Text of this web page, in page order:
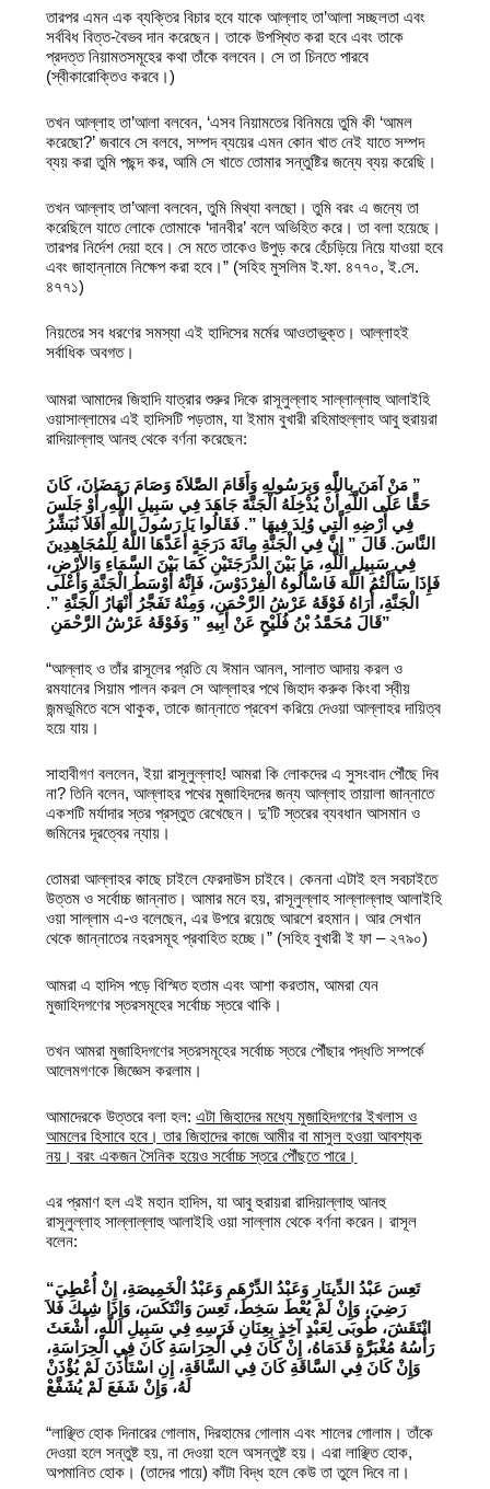
তারপর এমন এক ব্যক্তির বিচার হবে যাকে আল্লাহ তা’আলা সচ্ছলতা এবং
সর্ববিধ বিত্ত-বৈভব দান করেছেন। তাকে উপস্থিত করা হবে এবং তাকে
প্রদত্ত নিয়ামতসমূহের কথা তাঁকে বলবেন। সে তা চিনতে পারবে
(স্বীকারোক্তিও করবে।)
তখন আল্লাহ তা’আলা বলবেন, ‘এসব নিয়ামতের বিনিময়ে তুমি কী ‘আমল
করেছো?’ জবাবে সে বলবে, সম্পদ ব্যয়ের এমন কোন খাত নেই যাতে সম্পদ
ব্যয় করা তুমি পছন্দ কর, আমি সে খাতে তোমার সন্তুষ্টির জন্যে ব্যয় করেছি।
তখন আল্লাহ তা’আলা বলবেন, তুমি মিথ্যা বলছো। তুমি বরং এ জন্যে তা
করেছিলে যাতে লোকে তোমাকে ‘দানবীর’ বলে অভিহিত করে। তা বলা হয়েছে।
তারপর নির্দেশ দেয়া হবে। সে মতে তাকেও উপুড় করে হেঁচড়িয়ে নিয়ে যাওয়া হবে
এবং জাহান্নামে নিক্ষেপ করা হবে।” (সহিহ মুসলিম ই.ফা. ৪৭৭০, ই.সে.
৪৭৭১)
নিয়তের সব ধরণের সমস্যা এই হাদিসের মর্মের আওতাভুক্ত। আল্লাহই
সর্বাধিক অবগত।
আমরা আমাদের জিহাদি যাত্রার শুরুর দিকে রাসূলুল্লাহ সাল্লাল্লাহু আলাইহি
ওয়াসাল্লামের এই হাদিসটি পড়তাম, যা ইমাম বুখারী রহিমাহুল্লাহ আবু হুরায়রা
রাদিয়াল্লাহু আনহু থেকে বর্ণনা করেছেন:
‏”‏ مَنْ آمَنَ بِاللَّهِ وَبِرَسُولِهِ وَأَقَامَ الصَّلاَةَ وَصَامَ رَمَضَانَ، كَانَ
حَقًّا عَلَى اللَّهِ أَنْ يُدْخِلَهُ الْجَنَّةَ جَاهَدَ فِي سَبِيلِ اللَّهِ، أَوْ جَلَسَ
فِي أَرْضِهِ الَّتِي وُلِدَ فِيهَا ‏”‏‏.‏ فَقَالُوا يَا رَسُولَ اللَّهِ أَفَلاَ نُبَشِّرُ
النَّاسَ‏.‏ قَالَ ‏”‏ إِنَّ فِي الْجَنَّةِ مِائَةَ دَرَجَةٍ أَعَدَّهَا اللَّهُ لِلْمُجَاهِدِينَ
فِي سَبِيلِ اللَّهِ، مَا بَيْنَ الدَّرَجَتَيْنِ كَمَا بَيْنَ السَّمَاءِ وَالأَرْضِ،
فَإِذَا سَأَلْتُمُ اللَّهَ فَاسْأَلُوهُ الْفِرْدَوْسَ، فَإِنَّهُ أَوْسَطُ الْجَنَّةِ وَأَعْلَى
الْجَنَّةِ، أُرَاهُ فَوْقَهُ عَرْشُ الرَّحْمَنِ، وَمِنْهُ تَفَجَّرُ أَنْهَارُ الْجَنَّةِ ‏”‏‏.‏
قَالَ مُحَمَّدُ بْنُ فُلَيْحٍ عَنْ أَبِيهِ ‏”‏ وَفَوْقَهُ عَرْشُ الرَّحْمَنِ ‏”
“আল্লাহ ও তাঁর রাসূলের প্রতি যে ঈমান আনল, সালাত আদায় করল ও
রমযানের সিয়াম পালন করল সে আল্লাহর পথে জিহাদ করুক কিংবা স্বীয়
জন্মভূমিতে বসে থাকুক, তাকে জান্নাতে প্রবেশ করিয়ে দেওয়া আল্লাহর দায়িত্ব
হয়ে যায়।
সাহাবীগণ বললেন, ইয়া রাসূলুল্লাহ! আমরা কি লোকদের এ সুসংবাদ পৌঁছে দিব
না? তিনি বলেন, আল্লাহর পথের মুজাহিদদের জন্য আল্লাহ তায়ালা জান্নাতে
একশটি মর্যাদার স্তর প্রস্তুত রেখেছেন। দু’টি স্তরের ব্যবধান আসমান ও
জমিনের দূরত্বের ন্যায়।
তোমরা আল্লাহর কাছে চাইলে ফেরদাউস চাইবে। কেননা এটাই হল সবচাইতে
উত্তম ও সর্বোচ্চ জান্নাত। আমার মনে হয়, রাসূলুল্লাহ সাল্লাল্লাহু আলাইহি
ওয়া সাল্লাম এ-ও বলেছেন, এর উপরে রয়েছে আরশে রহমান। আর সেখান
থেকে জান্নাতের নহরসমূহ প্রবাহিত হচ্ছে।” (সহিহ বুখারী ই ফা – ২৭৯০)
আমরা এ হাদিস পড়ে বিস্মিত হতাম এবং আশা করতাম, আমরা যেন
মুজাহিদগণের স্তরসমূহের সর্বোচ্চ স্তরে থাকি।
তখন আমরা মুজাহিদগণের স্তরসমূহের সর্বোচ্চ স্তরে পৌঁছার পদ্ধতি সম্পর্কে
আলেমগণকে জিজ্ঞেস করলাম।
আমাদেরকে উত্তরে বলা হল:এটা জিহাদের মধ্যে মুজাহিদগণের ইখলাস ও
আমলের হিসাবে হবে। তার জিহাদের কাজে আমীর বা মাসুল হওয়া আবশ্যক
নয়। বরং একজন সৈনিক হয়েও সর্বোচ্চ স্তরে পৌঁছতে পারে।
এর প্রমাণ হল এই মহান হাদিস, যা আবু হুরায়রা রাদিয়াল্লাহু আনহু
রাসূলুল্লাহ সাল্লাল্লাহু আলাইহি ওয়া সাল্লাম থেকে বর্ণনা করেন। রাসূল
বলেন:
“‏ تَعِسَ عَبْدُ الدِّينَارِ وَعَبْدُ الدِّرْهَمِ وَعَبْدُ الْخَمِيصَةِ، إِنْ أُعْطِيَ
رَضِيَ، وَإِنْ لَمْ يُعْطَ سَخِطَ، تَعِسَ وَانْتَكَسَ، وَإِذَا شِيكَ فَلاَ
انْتَقَشَ، طُوبَى لِعَبْدٍ آخِذٍ بِعِنَانِ فَرَسِهِ فِي سَبِيلِ اللَّهِ، أَشْعَثَ
رَأْسُهُ مُغْبَرَّةٍ قَدَمَاهُ، إِنْ كَانَ فِي الْحِرَاسَةِ كَانَ فِي الْحِرَاسَةِ،
وَإِنْ كَانَ فِي السَّاقَةِ كَانَ فِي السَّاقَةِ، إِنِ اسْتَأْذَنَ لَمْ يُؤْذَنْ
“লাঞ্ছিত হোক দিনারের গোলাম, দিরহামের গোলাম এবং শালের গোলাম। তাঁকে
দেওয়া হলে সন্তুষ্ট হয়, না দেওয়া হলে অসন্তুষ্ট হয়। এরা লাঞ্ছিত হোক,
অপমানিত হোক। (তাদের পায়ে) কাঁটা বিদ্ধ হলে কেউ তা তুলে দিবে না।